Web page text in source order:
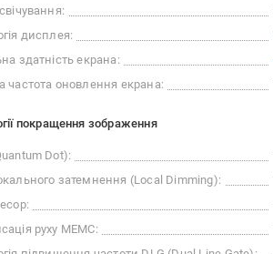
дисплея:
здатність екрана:
частота оновлення екрана:
покращення зображення
Dot):
затемнення (Local Dimming):
руху MEMC: